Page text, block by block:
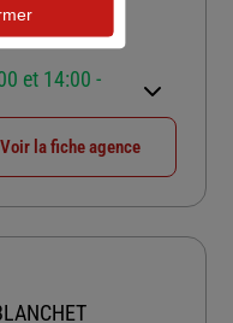
et 14:00 -
Voir la fiche agence